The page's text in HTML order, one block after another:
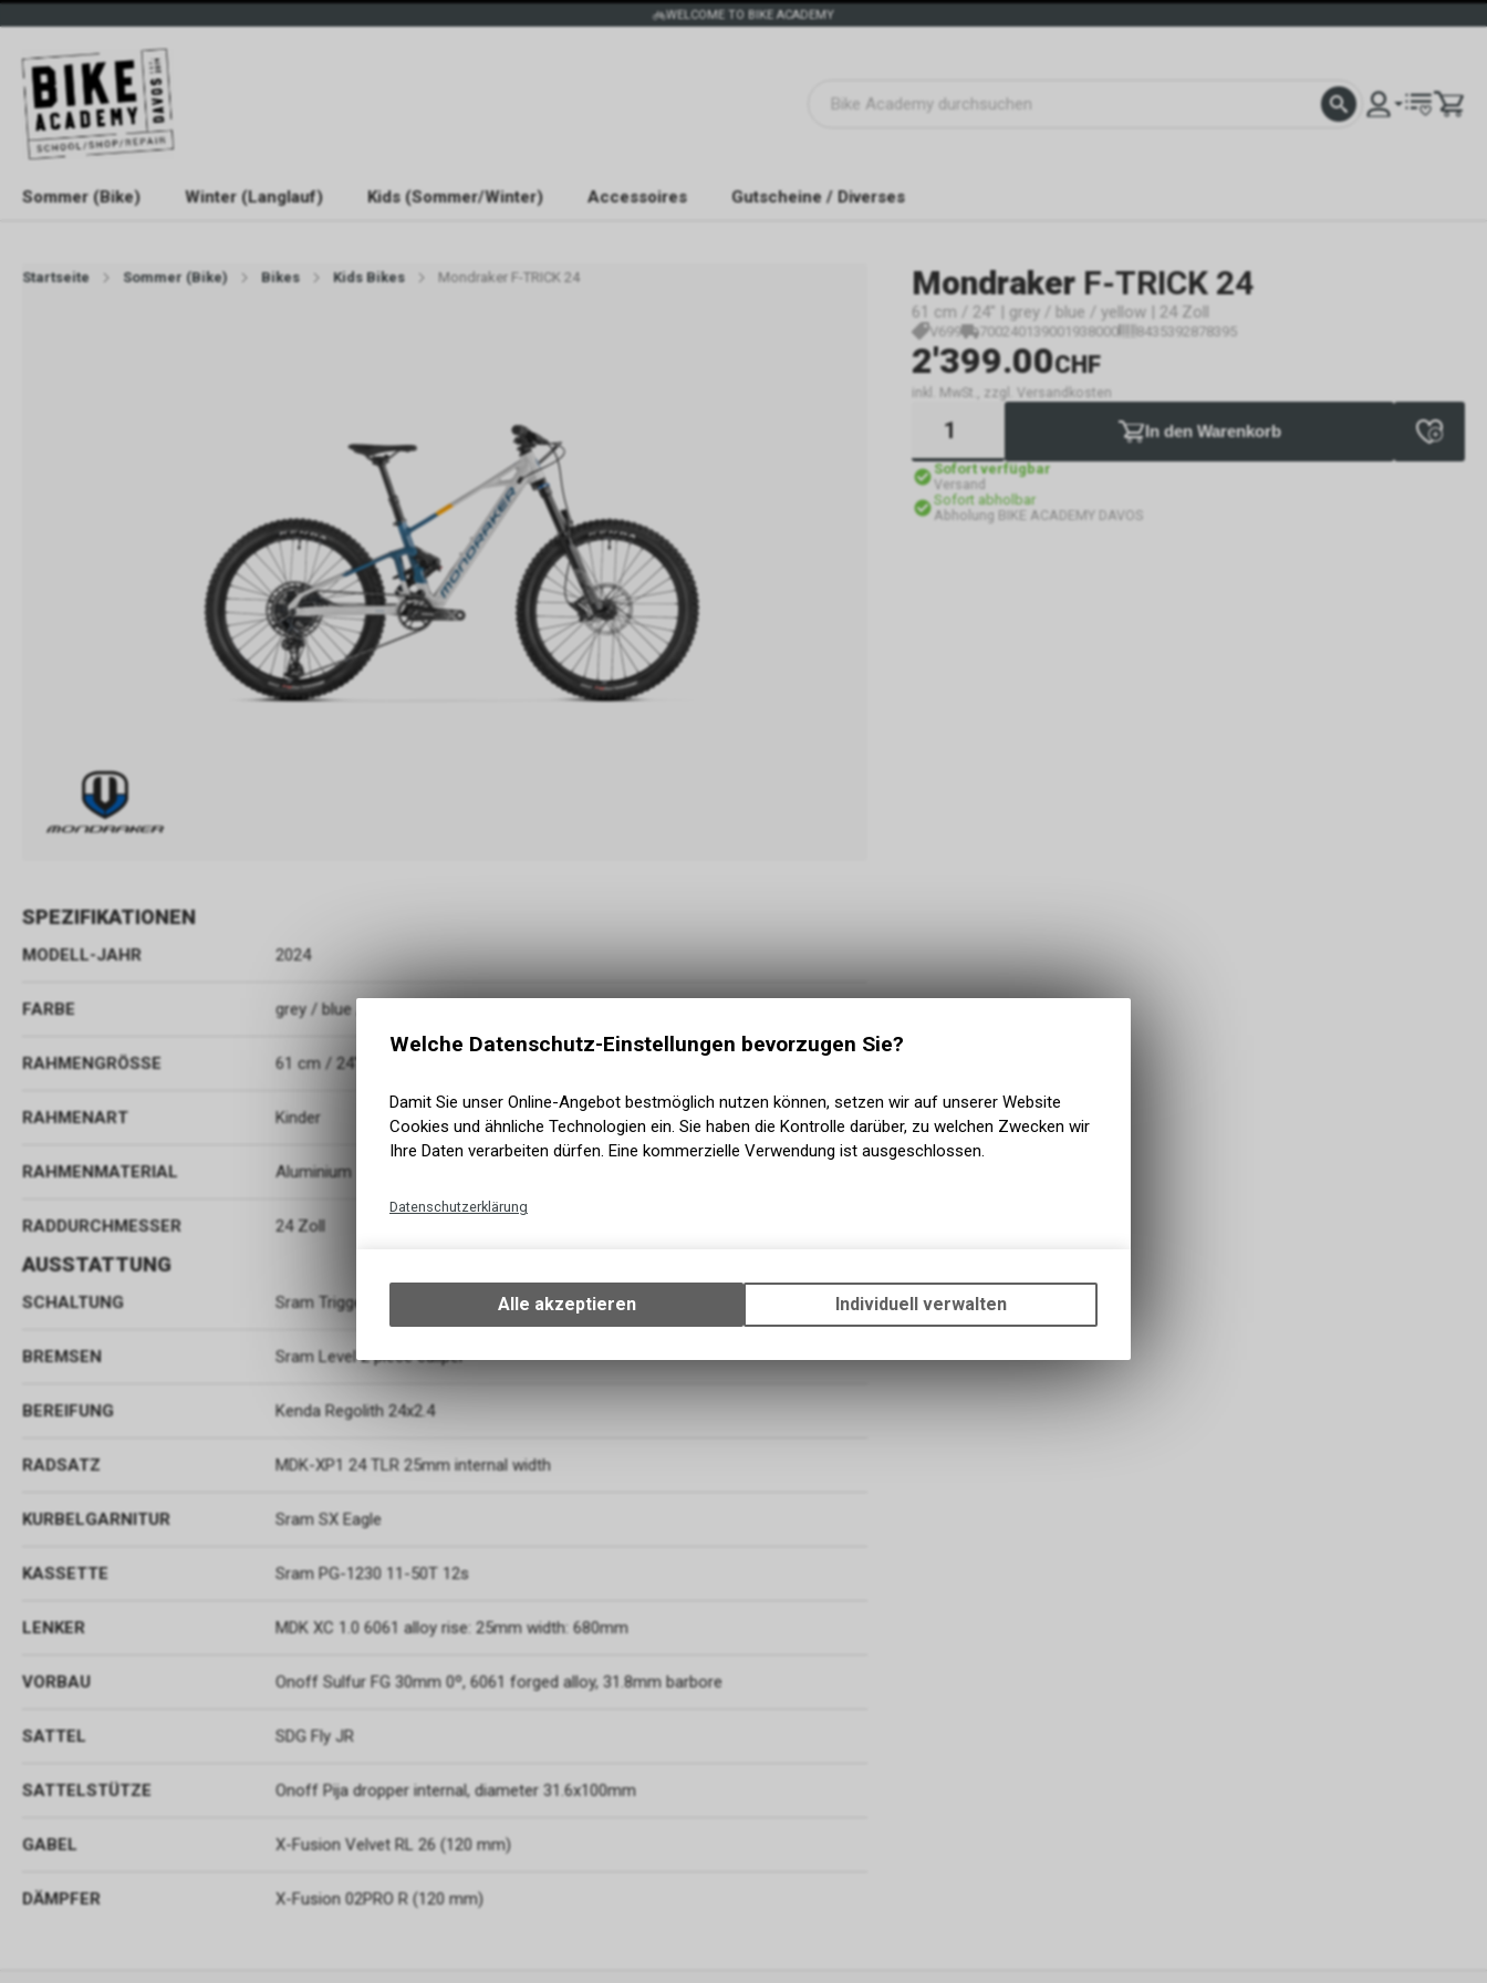
WELCOME TO BIKE ACADEMY
Sommer (Bike) Winter (Langlauf) Kids (Sommer/Winter) Accessoires Gutscheine / Diverses
Startseite Sommer (Bike) Bikes Kids Bikes Mondraker F-TRICK 24 Mondraker F-TRICK 24
61 cm / 24" | grey / blue / yellow | 24 Zoll
V699 700240139001938000 8435392878395
2'399.00CHF
inkl. MwSt., zzgl. Versandkosten
In den Warenkorb
Sofort verfügbar
Versand
Sofort abholbar
Abholung BIKE ACADEMY DAVOS
SPEZIFIKATIONEN
MODELL-JAHR 2024
FARBE grey / blue / yellow
RAHMENGRÖSSE 61 cm / 24"
RAHMENART Kinder
RAHMENMATERIAL Aluminium
RADDURCHMESSER 24 Zoll
AUSSTATTUNG
SCHALTUNG Sram Trigger SX Eagle 12s
BREMSEN Sram Level 2 piece caliper
BEREIFUNG Kenda Regolith 24x2.4
RADSATZ MDK-XP1 24 TLR 25mm internal width
KURBELGARNITUR Sram SX Eagle
KASSETTE Sram PG-1230 11-50T 12s
LENKER MDK XC 1.0 6061 alloy rise: 25mm width: 680mm
VORBAU Onoff Sulfur FG 30mm 0º, 6061 forged alloy, 31.8mm barbore
SATTEL SDG Fly JR
SATTELSTÜTZE Onoff Pija dropper internal, diameter 31.6x100mm
GABEL X-Fusion Velvet RL 26 (120 mm)
DÄMPFER X-Fusion 02PRO R (120 mm)
Welche Datenschutz-Einstellungen bevorzugen Sie?
Damit Sie unser Online-Angebot bestmöglich nutzen können, setzen wir auf unserer Website
Cookies und ähnliche Technologien ein. Sie haben die Kontrolle darüber, zu welchen Zwecken wir
Ihre Daten verarbeiten dürfen. Eine kommerzielle Verwendung ist ausgeschlossen.
Datenschutzerklärung
Ihrem Gerät, um die grundlegenden Funktionen unseres Online-Angebots, wie die
Verwendung des Warenkorbs, zu ermöglichen. Bitte beachten Sie, dass die
zulassen.
Alle akzeptieren Individuell verwalten